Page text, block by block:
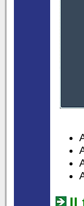
Il